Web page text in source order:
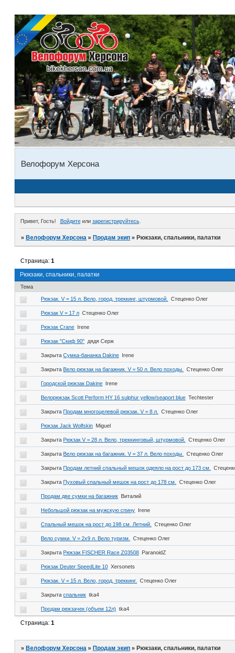
Велофорум Херсона
Привет, Гость! Войдитеили зарегистрируйтесь.
» Велофорум Херсона » Продам экип » Рюкзаки, спальники, палатки
Рюкзаки, спальники, палатки
Страница:1
Тема
Рюкзак. V = 15 л. Вело, город, треккинг, штурмовой. Стеценко Олег
Рюкзак V = 17 л Стеценко Олег
Рюкзак Crane Irene
Рюкзак "Скиф 90" дядя Серж
ЗакрытаСумка-бананка Dakine Irene
ЗакрытаВело рюкзак на багажник. V = 50 л. Вело походы. Стеценко Олег
Городской рюкзак Dakine Irene
Велорюкзак Scott Perform HY 16 sulphur yellow/seaport blue Techtester
ЗакрытаПродам многоцелевой рюкзак. V = 8 л. Стеценко Олег
Рюкзак Jack Wolfskin Miguel
ЗакрытаРюкзак V = 28 л. Вело, треккинговый, штурмовой. Стеценко Олег
ЗакрытаВело рюкзак на багажник. V = 37 л. Вело походы. Стеценко Олег
ЗакрытаПродам летний спальный мешок одеяло на рост до 173 см.
ЗакрытаПуховый спальный мешок на рост до 178 см. Стеценко Олег
Продам две сумки на багажник Виталий
Небольшой рюкзак на мужскую спину Irene
Спальный мешок на рост до 198 см. Летний. Стеценко Олег
Вело сумки. V = 2х9 л. Вело туризм. Стеценко Олег
ЗакрытаРюкзак FISCHER Race Z03508 ParanoidZ
Рюкзак Deuter SpeedLite 10 Xersonets
Рюкзак. V = 15 л. Вело, город, треккинг. Стеценко Олег
Закрытаспальник tka4
Продам рюкзачек (объем 12л) tka4
Страница:1
» Велофорум Херсона » Продам экип » Рюкзаки, спальники, палатки